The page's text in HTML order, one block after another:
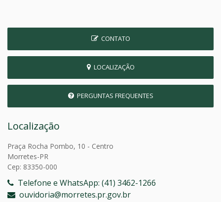
CONTATO
LOCALIZAÇÃO
PERGUNTAS FREQUENTES
Localização
Praça Rocha Pombo, 10 - Centro
Morretes-PR
Cep: 83350-000
Telefone e WhatsApp: (41) 3462-1266
ouvidoria@morretes.pr.gov.br